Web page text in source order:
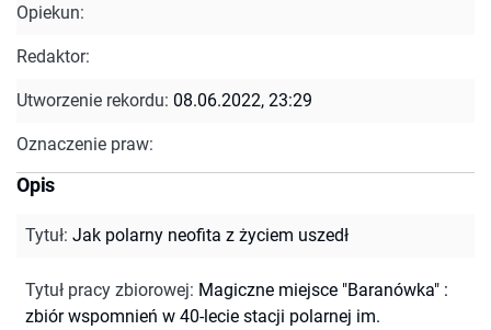
Opiekun:
Redaktor:
Utworzenie rekordu: 08.06.2022, 23:29
Oznaczenie praw:
Opis
Tytuł: Jak polarny neofita z życiem uszedł
Tytuł pracy zbiorowej: Magiczne miejsce "Baranówka" :
zbiór wspomnień w 40-lecie stacji polarnej im.